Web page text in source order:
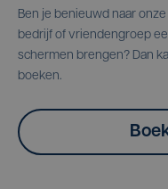
Ben je benieuwd naar
bedrijf of vriendengroep
schermen brengen? Dan
boeken.